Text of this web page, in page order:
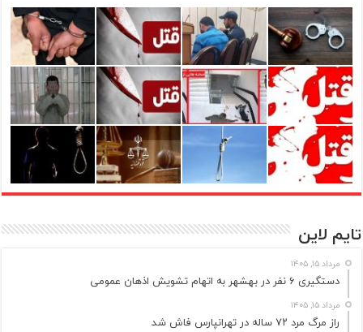
تایم لاین
مرداد ۱۵, ۱۴۰۵
دستگیری ۶ نفر در بهشهر به اتهام تشویش اذهان عمومی
مرداد ۱۵, ۱۴۰۵
راز مرگ مرد ۷۲ ساله در تهرانپارس فاش شد